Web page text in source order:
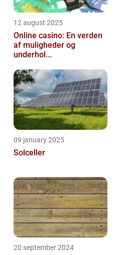
12 august 2025
Online casino: En verden
af muligheder og
underhol...
09 january 2025
Solceller
20 september 2024